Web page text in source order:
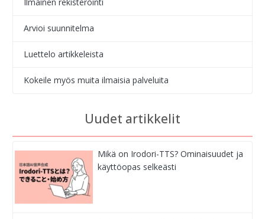
Arvioi suunnitelma
Luettelo artikkeleista
Kokeile myös muita ilmaisia palveluita
Uudet artikkelit
Mikä on Irodori-TTS? Ominaisuudet ja
käyttöopas selkeästi